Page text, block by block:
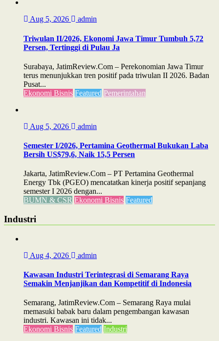
Aug 5, 2026 admin
Triwulan II/2026, Ekonomi Jawa Timur Tumbuh 5,72
Persen, Tertinggi di Pulau Ja
Surabaya, JatimReview.Com – Perekonomian Jawa Timur
terus menunjukkan tren positif pada triwulan II 2026. Badan
Pusat...
Ekonomi Bisnis Featured Pemerintahan
Aug 5, 2026 admin
Semester I/2026, Pertamina Geothermal Bukukan Laba
Bersih US$79,6, Naik 15,5 Persen
Jakarta, JatimReview.Com – PT Pertamina Geothermal
Energy Tbk (PGEO) mencatatkan kinerja positif sepanjang
semester I 2026 dengan...
BUMN & CSR Ekonomi Bisnis Featured
Industri
Aug 4, 2026 admin
Kawasan Industri Terintegrasi di Semarang Raya
Semakin Menjanjikan dan Kompetitif di Indonesia
Semarang, JatimReview.Com – Semarang Raya mulai
memasuki babak baru dalam pengembangan kawasan
industri. Kawasan ini tidak...
Ekonomi Bisnis Featured Industri